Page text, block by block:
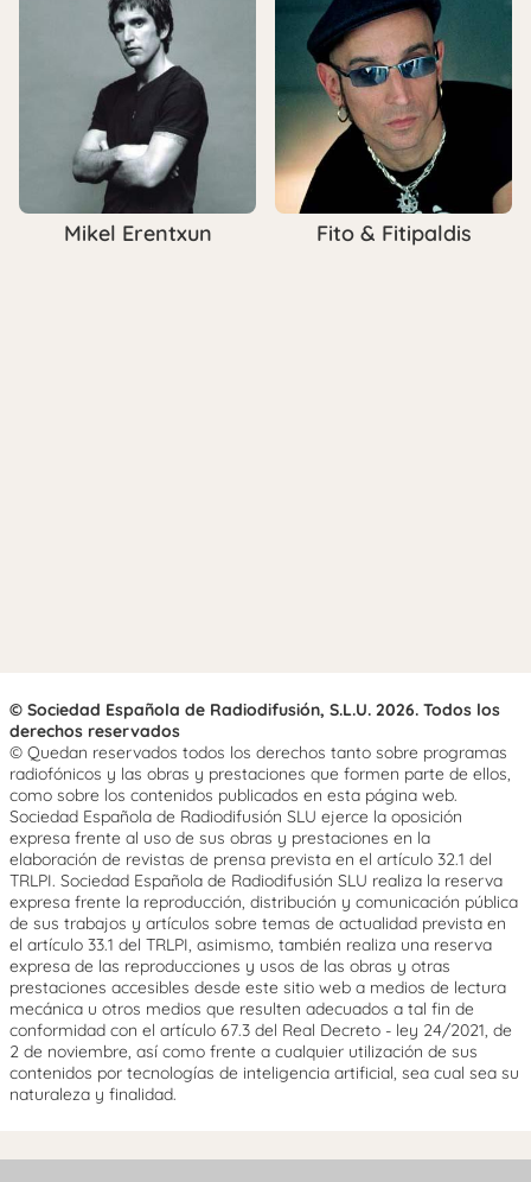
Mikel Erentxun Fito & Fitipaldis
© Sociedad Española de Radiodifusión, S.L.U. 2026. Todos los
derechos reservados
© Quedan reservados todos los derechos tanto sobre programas
radiofónicos y las obras y prestaciones que formen parte de ellos,
como sobre los contenidos publicados en esta página web.
Sociedad Española de Radiodifusión SLU ejerce la oposición
expresa frente al uso de sus obras y prestaciones en la
elaboración de revistas de prensa prevista en el artículo 32.1 del
TRLPI. Sociedad Española de Radiodifusión SLU realiza la reserva
expresa frente la reproducción, distribución y comunicación pública
de sus trabajos y artículos sobre temas de actualidad prevista en
el artículo 33.1 del TRLPI, asimismo, también realiza una reserva
expresa de las reproducciones y usos de las obras y otras
prestaciones accesibles desde este sitio web a medios de lectura
mecánica u otros medios que resulten adecuados a tal fin de
conformidad con el artículo 67.3 del Real Decreto - ley 24/2021, de
2 de noviembre, así como frente a cualquier utilización de sus
contenidos por tecnologías de inteligencia artificial, sea cual sea su
naturaleza y finalidad.